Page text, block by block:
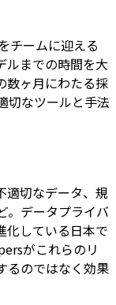
チームに迎える
ルまでの時間を大
数ヶ月にわたる採
切なツールと手法
適切なデータ、規
。データプライバ
化している日本で
がこれらのリ
るのではなく効果